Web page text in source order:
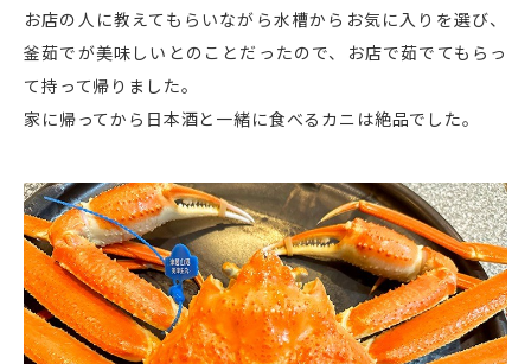
お店の人に教えてもらいながら水槽からお気に入りを選び、
釜茹でが美味しいとのことだったので、お店で茹でてもらっ
て持って帰りました。
家に帰ってから日本酒と一緒に食べるカニは絶品でした。